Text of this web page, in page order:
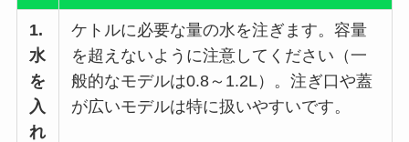
1.
水
を
入
れ
ケトルに必要な量の水を注ぎます。容量
を超えないように注意してください（一
般的なモデルは0.8～1.2L）。注ぎ口や蓋
が広いモデルは特に扱いやすいです。